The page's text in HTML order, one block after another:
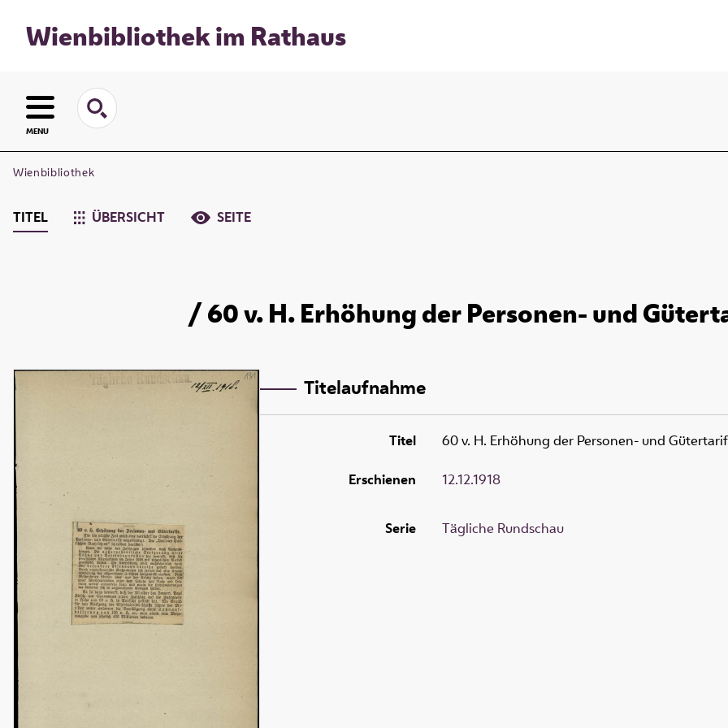
Wienbibliothek im Rathaus
MENU
Wienbibliothek
TITEL ÜBERSICHT SEITE
/ 60 v. H. Erhöhung der Personen- und
Titelaufnahme
Titel 60 v. H. Erhöhung der Personen- und
Erschienen 12.12.1918
Serie Tägliche Rundschau